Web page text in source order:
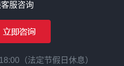
服咨询
（法定节假日休息）